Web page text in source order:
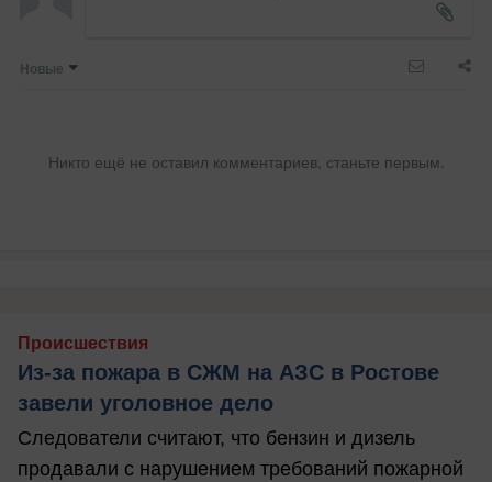
Новые
Никто ещё не оставил комментариев, станьте первым.
Происшествия
Из-за пожара в СЖМ на АЗС в Ростове
завели уголовное дело
Следователи считают, что бензин и дизель
продавали с нарушением требований пожарной